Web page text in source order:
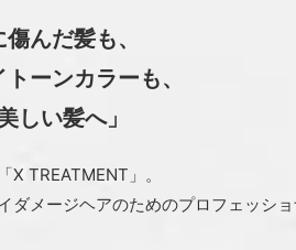
んだ髪も、
ーンカラーも、
しい髪へ」
TREATMENT」。
ダメージヘアのためのプロフェッシ